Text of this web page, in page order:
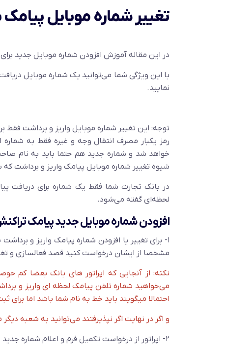
تغییر شماره موبایل
در این مقاله آموزش افزودن شماره موبایل جدید
با این ویژگی شما می‌توانید یک شماره موبایل
نمایید.
توجه: این تغییر شماره موبایل واریز و برداشت
رمز یکبار مصرف انتقال وجه و غیره فقط به
خواهد شد و شماره جدید هم حتما باید به نام
شیوه تغییر شماره موبایل پیامک واریز و برداشت
در بانک تجارت شما فقط یک شماره برای دریافت
لحظه‌ای گفته می‌شود.
افزودن شماره موبایل جدید پیامک
۱- برای تغییر یا افزودن شماره پیامک واریز و
مشخصا از ایشان درخواست کنید قصد فعالسازی و
نکته: از آنجایی که اپراتور های بانک بعضا کم
می‌خواهید شماره تلفن پیامک لحظه ای واریز و
احتمالا میگویند باید خط به نام شما باشد اما
و اگر در نهایت اگر نپذیرفتند می‌توانید به شعبه
۲- اپراتور از درخواست تکمیل فرم و اعلام شماره جدید پیامک را می‌کند که لازم است این موارد را انجام دهید.